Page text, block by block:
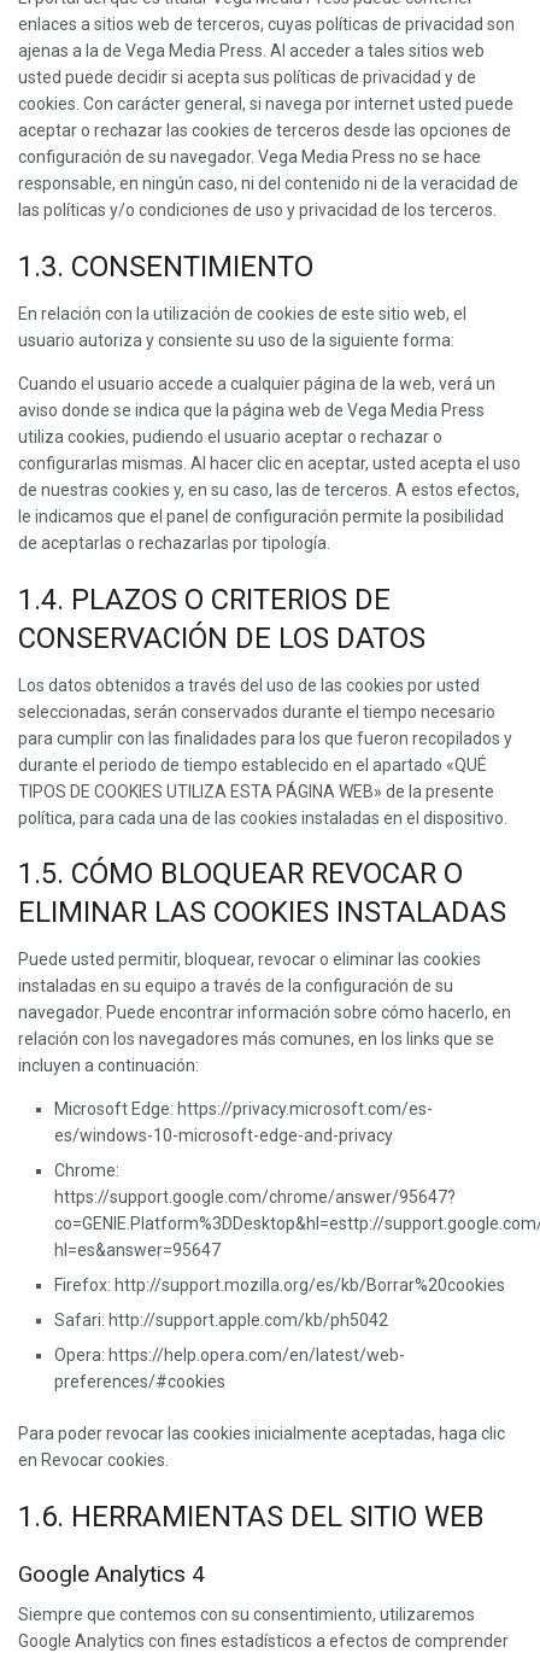
enlaces a sitios web de terceros, cuyas políticas de privacidad son
ajenas a la de Vega Media Press. Al acceder a tales sitios web
usted puede decidir si acepta sus políticas de privacidad y de
cookies. Con carácter general, si navega por internet usted puede
aceptar o rechazar las cookies de terceros desde las opciones de
configuración de su navegador. Vega Media Press no se hace
responsable, en ningún caso, ni del contenido ni de la veracidad de
las políticas y/o condiciones de uso y privacidad de los terceros.
1.3. CONSENTIMIENTO
En relación con la utilización de cookies de este sitio web, el
usuario autoriza y consiente su uso de la siguiente forma:
Cuando el usuario accede a cualquier página de la web, verá un
aviso donde se indica que la página web de Vega Media Press
utiliza cookies, pudiendo el usuario aceptar o rechazar o
configurarlas mismas. Al hacer clic en aceptar, usted acepta el uso
de nuestras cookies y, en su caso, las de terceros. A estos efectos,
le indicamos que el panel de configuración permite la posibilidad
de aceptarlas o rechazarlas por tipología.
1.4. PLAZOS O CRITERIOS DE
CONSERVACIÓN DE LOS DATOS
Los datos obtenidos a través del uso de las cookies por usted
seleccionadas, serán conservados durante el tiempo necesario
para cumplir con las finalidades para los que fueron recopilados y
durante el periodo de tiempo establecido en el apartado «QUÉ
TIPOS DE COOKIES UTILIZA ESTA PÁGINA WEB» de la presente
política, para cada una de las cookies instaladas en el dispositivo.
1.5. CÓMO BLOQUEAR REVOCAR O
ELIMINAR LAS COOKIES INSTALADAS
Puede usted permitir, bloquear, revocar o eliminar las cookies
instaladas en su equipo a través de la configuración de su
navegador. Puede encontrar información sobre cómo hacerlo, en
relación con los navegadores más comunes, en los links que se
incluyen a continuación:
Microsoft Edge: https://privacy.microsoft.com/es-
es/windows-10-microsoft-edge-and-privacy
Chrome:
https://support.google.com/chrome/answer/95647?
co=GENIE.Platform%3DDesktop&hl=esttp://
hl=es&answer=95647
Firefox: http://support.mozilla.org/es/kb/Borrar%20cookies
Safari: http://support.apple.com/kb/ph5042
Opera: https://help.opera.com/en/latest/web-
preferences/#cookies
Para poder revocar las cookies inicialmente aceptadas, haga clic
en Revocar cookies.
1.6. HERRAMIENTAS DEL SITIO WEB
Google Analytics 4
Siempre que contemos con su consentimiento, utilizaremos
Google Analytics con fines estadísticos a efectos de comprender